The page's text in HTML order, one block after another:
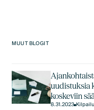
MUUT BLOGIT
uudistuksia
koskeviin
8.31.2023